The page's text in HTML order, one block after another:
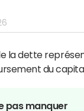
la dette
du
pas manquer